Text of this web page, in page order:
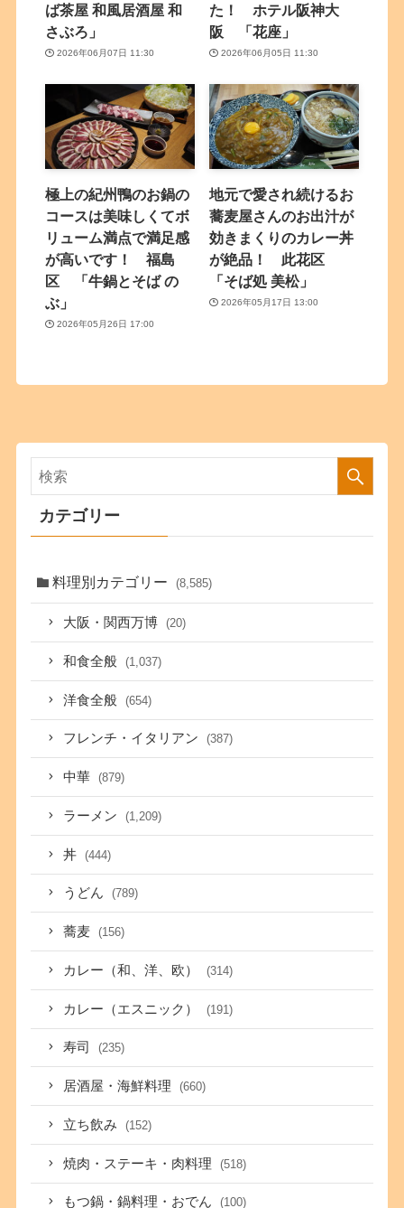
ば茶屋 和風居酒屋 和
さぶろ」
2026年06月07日 11:30
た！ ホテル阪神大
阪 「花座」
2026年06月05日 11:30
極上の紀州鴨のお鍋の
コースは美味しくてボ
リューム満点で満足感
が高いです！ 福島
区 「牛鍋とそば の
ぶ」
2026年05月26日 17:00
地元で愛され続けるお
蕎麦屋さんのお出汁が
効きまくりのカレー丼
が絶品！ 此花区
「そば処 美松」
2026年05月17日 13:00
カテゴリー
料理別カテゴリー (8,585)
大阪・関西万博 (20)
和食全般 (1,037)
洋食全般 (654)
フレンチ・イタリアン (387)
中華 (879)
ラーメン (1,209)
丼 (444)
うどん (789)
蕎麦 (156)
カレー（和、洋、欧） (314)
カレー（エスニック） (191)
寿司 (235)
居酒屋・海鮮料理 (660)
立ち飲み (152)
焼肉・ステーキ・肉料理 (518)
もつ鍋・鍋料理・おでん (100)